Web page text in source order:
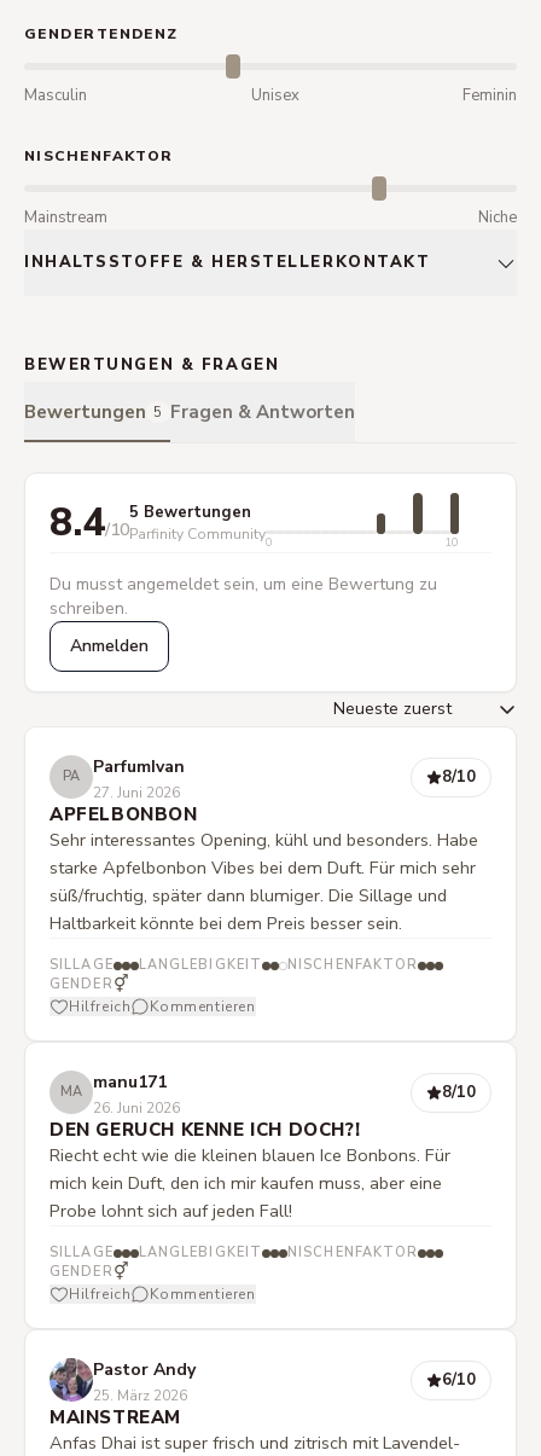
GENDERTENDENZ
Masculin Unisex Feminin
NISCHENFAKTOR
Mainstream Niche
INHALTSSTOFFE & HERSTELLERKONTAKT
BEWERTUNGEN & FRAGEN
Bewertungen 5 Fragen & Antworten
8.4/10
5 Bewertungen
Parfinity Community0 10
Du musst angemeldet sein, um eine Bewertung zu
schreiben.
Anmelden
PA ParfumIvan
27. Juni 2026
8/10
APFELBONBON
Sehr interessantes Opening, kühl und besonders. Habe
starke Apfelbonbon Vibes bei dem Duft. Für mich sehr
süß/fruchtig, später dann blumiger. Die Sillage und
Haltbarkeit könnte bei dem Preis besser sein.
SILLAGE LANGLEBIGKEIT
NISCHENFAKTOR
GENDER ⚥
Hilfreich Kommentieren
MA manu171
26. Juni 2026
8/10
DEN GERUCH KENNE ICH DOCH?!
Riecht echt wie die kleinen blauen Ice Bonbons. Für
mich kein Duft, den ich mir kaufen muss, aber eine
Probe lohnt sich auf jeden Fall!
SILLAGE LANGLEBIGKEIT
NISCHENFAKTOR
GENDER ⚥
Hilfreich Kommentieren
Pastor Andy
25. März 2026
6/10
MAINSTREAM
Anfas Dhai ist super frisch und zitrisch mit Lavendel-